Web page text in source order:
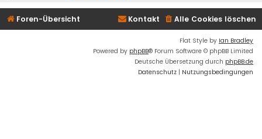
Foren-Übersicht Alle Cookies löschen
Kontakt
Flat Style by Ian Bradley
Powered by phpBB® Forum Software © phpBB Limited
Deutsche Übersetzung durch phpBB.de
Datenschutz | Nutzungsbedingungen